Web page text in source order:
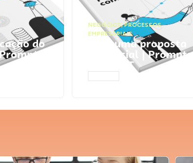
do
NEGÓCIOS,PROCESSOS
EMPRESARIAIS
Faça uma proposta
comercial | Prompts
ChatGPT